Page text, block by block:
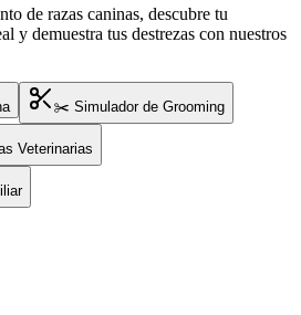
de razas caninas, descubre tu
y demuestra tus destrezas con nuestros
✂️ Simulador de Grooming
Veterinarias